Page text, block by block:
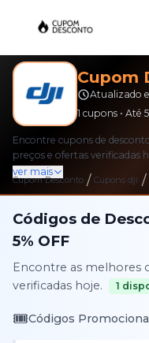
Cupom
Atualizado
1 cupons • Até
Encontre cupons de
preços e ofertas verificadas
ver mais
Cupom Desconto / Cuponsdji /
Códigos de
5% OFF
Encontre as melhores
verificadas hoje.
1
🎟️Códigos